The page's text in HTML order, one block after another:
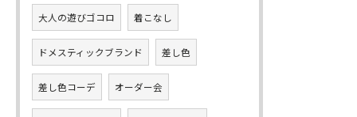
大人の遊びゴコロ 着こなし
ドメスティックブランド 差し色
差し色コーデ オーダー会